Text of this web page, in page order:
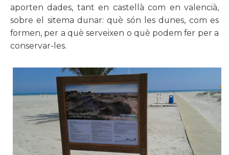
aporten dades, tant en castellà com en valencià,
sobre el sitema dunar: què són les dunes, com es
formen, per a què serveixen o què podem fer per a
conservar-les.